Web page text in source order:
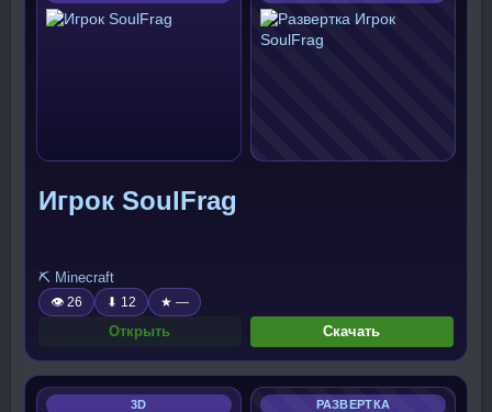
Игрок SoulFrag
⛏️ Minecraft
👁 26 ⬇ 12 ★ —
Открыть Скачать
3D РАЗВЕРТКА